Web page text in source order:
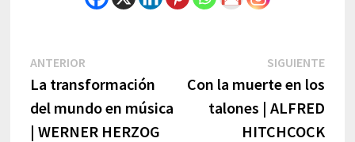
Navegación
de
entradas
ANTERIOR
post:
La transformación
del mundo en música
| WERNER HERZOG
SIGUIENTENext
post:
Con la muerte en los
talones | ALFRED
HITCHCOCK